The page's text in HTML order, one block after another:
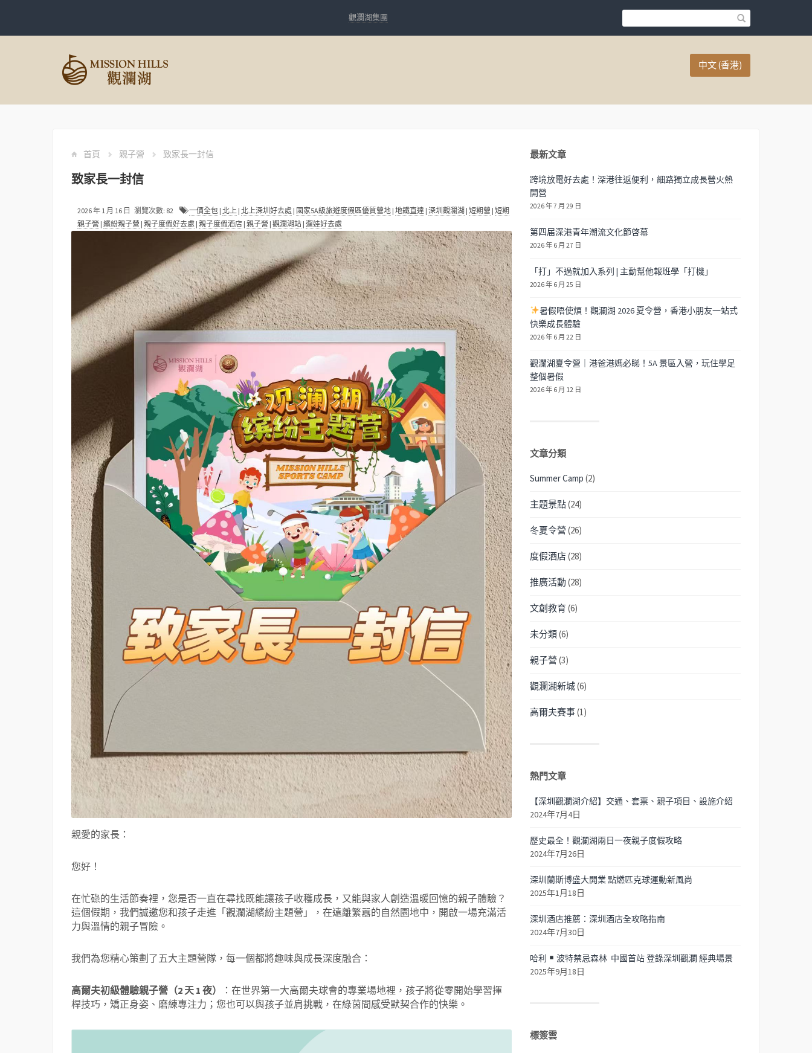
觀瀾湖集團
中文 (香港)
首頁 親子營 致家長一封信
致家長一封信
2026 年 1 月 16 日 瀏覽次數: 82 一價全包 | 北上 | 北上深圳好去處 | 國家5A級旅遊度假區優質營地 | 地鐵直達 | 深圳觀瀾湖 | 短期營 | 短期
親子營 | 繽紛親子營 | 親子度假好去處 | 親子度假酒店 | 親子營 | 觀瀾湖站 | 遛娃好去處
親愛的家長：
您好！
在忙碌的生活節奏裡，您是否一直在尋找既能讓孩子收穫成長，又能與家人創造溫暖回憶的親子體驗？
這個假期，我們誠邀您和孩子走進「觀瀾湖繽紛主題營」，在遠離繁囂的自然園地中，開啟一場充滿活
力與溫情的親子冒險。
我們為您精心策劃了五大主題營隊，每一個都將趣味與成長深度融合：
高爾夫初級體驗親子營（2 天 1 夜）
：在世界第一大高爾夫球會的專業場地裡，孩子將從零開始學習揮
桿技巧，矯正身姿、磨練專注力；您也可以與孩子並肩挑戰，在綠茵間感受默契合作的快樂。
最新文章
跨境放電好去處！深港往返便利，細路獨立成長營火熱
開營
2026 年 7 月 29 日
第四届深港青年潮流文化節啓幕
2026 年 6 月 27 日
「打」不過就加入系列 | 主動幫他報班學「打機」
2026 年 6 月 25 日
暑假唔使煩！觀瀾湖 2026 夏令營，香港小朋友一站式
快樂成長體驗
2026 年 6 月 22 日
觀瀾湖夏令營｜港爸港媽必睇！5A 景區入營，玩住學足
整個暑假
2026 年 6 月 12 日
文章分類
Summer Camp (2)
主題景點(24)
冬夏令營 (26)
度假酒店(28)
推廣活動 (28)
文創教育 (6)
未分類(6)
親子營 (3)
觀瀾湖新城(6)
高爾夫賽事(1)
熱門文章
【深圳觀瀾湖介紹】交通、套票、親子項目、設施介紹
2024年7月4日
歷史最全！觀瀾湖兩日一夜親子度假攻略
2024年7月26日
深圳蘭斯博盛大開業 點燃匹克球運動新風尚
2025年1月18日
深圳酒店推薦：深圳酒店全攻略指南
2024年7月30日
哈利
波特禁忌森林 中國首站 登錄深圳觀瀾 經典場景
2025年9月18日
標簽雲